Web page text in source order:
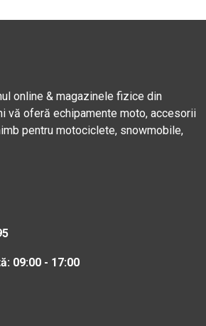
online & magazinele fizice din
vă oferă echipamente moto, accesorii
pentru motociclete, snowmobile,
09:00 - 17:00